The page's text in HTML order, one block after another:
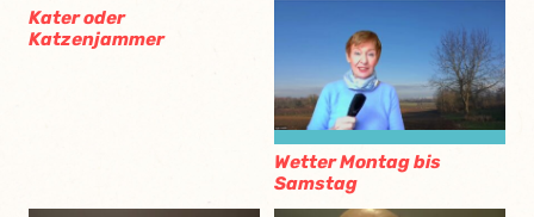
Kater oder
Katzenjammer
Wetter Montag bis
Samstag